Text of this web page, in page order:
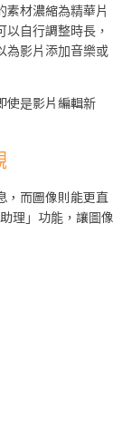
素材濃縮為精華片
自行調整時長，
為影片添加音樂或
使是影片編輯新
，而圖像則能更直
理」功能，讓圖像